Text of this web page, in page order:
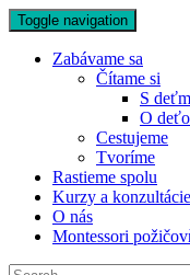
Toggle navigation
Zabávame sa
Čítame si
S
O
Cestujeme
Tvoríme
Rastieme spolu
Kurzy a konzultácie
O nás
Montessori